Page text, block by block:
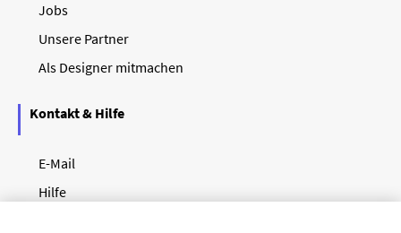
Jobs
Unsere Partner
Als Designer mitmachen
Kontakt & Hilfe
E-Mail
Hilfe